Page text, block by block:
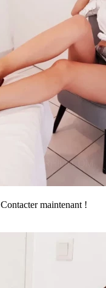
Contacter maintenant !